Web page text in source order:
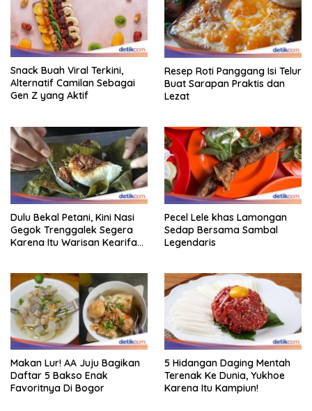
Snack Buah Viral Terkini,
Alternatif Camilan Sebagai
Gen Z yang Aktif
Resep Roti Panggang Isi Telur
Buat Sarapan Praktis dan
Lezat
Dulu Bekal Petani, Kini Nasi
Gegok Trenggalek Segera
Karena Itu Warisan Kearifan
Pecel Lele khas Lamongan
Sedap Bersama Sambal
Legendaris
Makan Lur! AA Juju Bagikan
Daftar 5 Bakso Enak
Favoritnya Di Bogor
5 Hidangan Daging Mentah
Terenak Ke Dunia, Yukhoe
Karena Itu Kampiun!